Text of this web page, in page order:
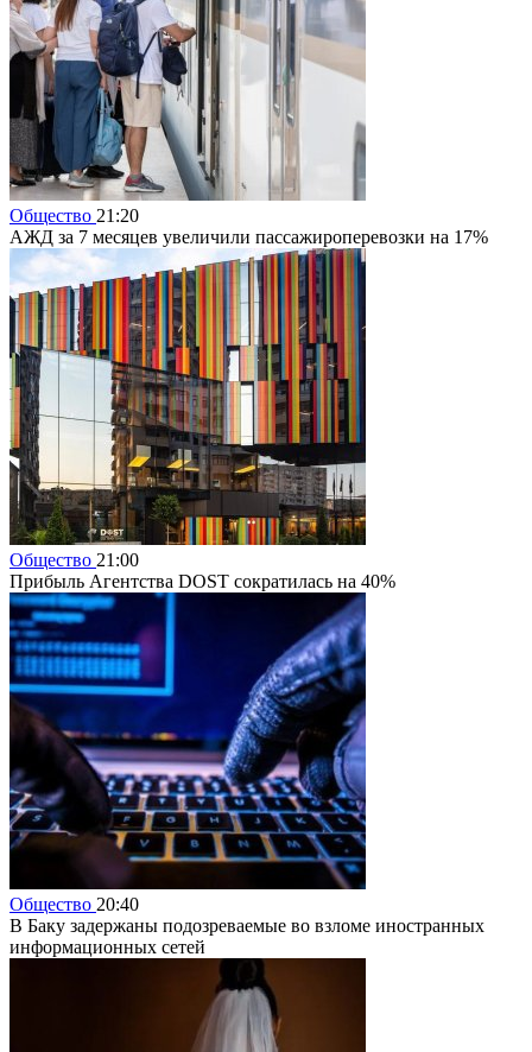
Общество 21:20
АЖД за 7 месяцев увеличили пассажироперевозки на 17%
Общество 21:00
Прибыль Агентства DOST сократилась на 40%
Общество 20:40
В Баку задержаны подозреваемые во взломе иностранных
информационных сетей